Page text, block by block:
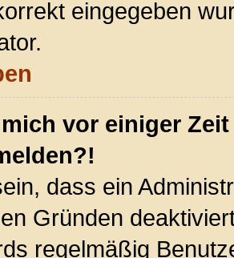
eingegeben
vor einiger
dass ein
Gründen
regelmäßig